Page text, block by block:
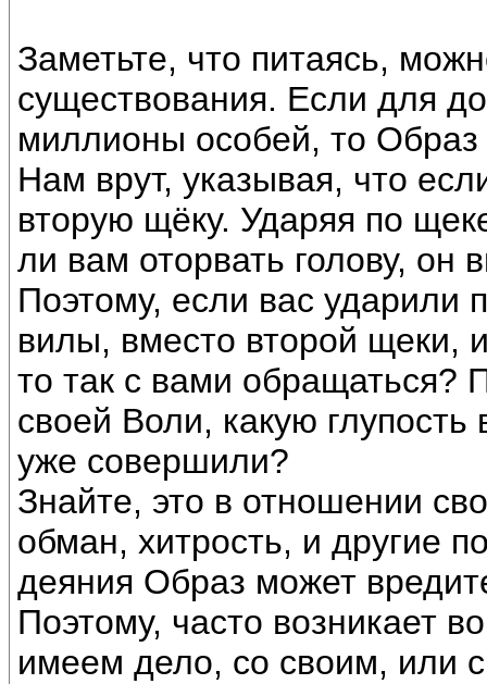
Заметьте, что питаясь,
существования. Если для
миллионы особей, то Образ
Нам врут, указывая, что
вторую щёку. Ударяя по
ли вам оторвать голову, он
Поэтому, если вас ударили
вилы, вместо второй щеки,
то так с вами обращаться?
своей Воли, какую
уже совершили?
Знайте, это в отношении
обман, хитрость, и другие
деяния Образ может
Поэтому, часто возникает
имеем дело, со своим, или